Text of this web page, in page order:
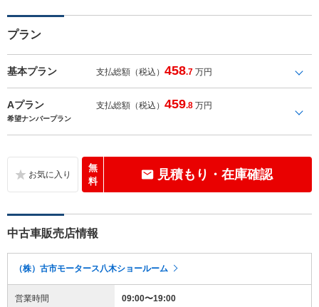
プラン
基本プラン 支払総額（税込）458.7 万円
Aプラン 支払総額（税込）459.8 万円
希望ナンバープラン
無
料
見積もり・在庫確認
中古車販売店情報
（株）古市モータース八木ショールーム
営業時間 09:00〜19:00